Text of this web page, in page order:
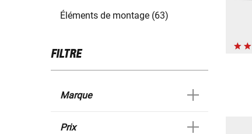
Éléments de montage (63)
FILTRE
Marque
Prix